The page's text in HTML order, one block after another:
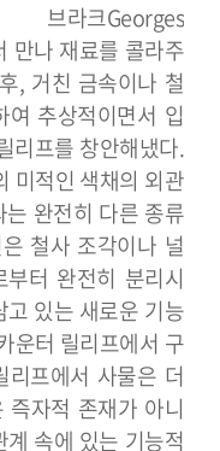
라크Georges
만나 재료를 콜라주
, 거친 금속이나 철
추상적이면서 입
리프를 창안해냈다.
미적인 색채의 외관
완전히 다른 종류
철사 조각이나 널
터 완전히 분리시
있는 새로운 기능
운터 릴리프에서 구
리프에서 사물은 더
자적 존재가 아니
속에 있는 기능적